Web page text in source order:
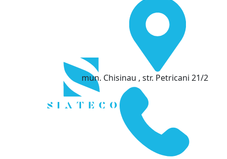
mun. Chisinau , str. Petricani 21/2